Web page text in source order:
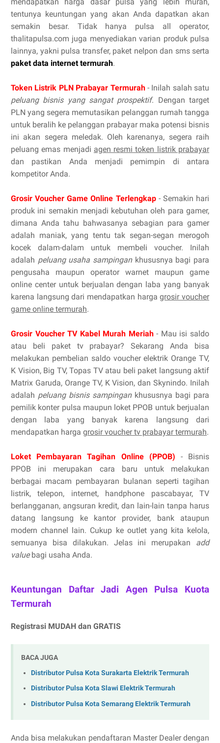
tentunya keuntungan yang akan Anda dapatkan akan
semakin besar. Tidak hanya pulsa all operator,
thalitapulsa.com juga menyediakan varian produk pulsa
lainnya, yakni pulsa transfer, paket nelpon dan sms serta
paket data internet termurah.
Token Listrik PLN Prabayar Termurah- Inilah salah satu
peluang bisnis yang sangat prospektif. Dengan target
PLN yang segera memutasikan pelanggan rumah tangga
untuk beralih ke pelanggan prabayar maka potensi bisnis
ini akan segera meledak. Oleh karenanya, segera raih
peluang emas menjadi agen resmi token listrik prabayar
dan pastikan Anda menjadi pemimpin di antara
kompetitor Anda.
Grosir Voucher Game Online Terlengkap- Semakin hari
produk ini semakin menjadi kebutuhan oleh para gamer,
dimana Anda tahu bahwasanya sebagian para gamer
adalah maniak, yang tentu tak segan-segan merogoh
kocek dalam-dalam untuk membeli voucher. Inilah
adalah peluang usaha sampingankhususnya bagi para
pengusaha maupun operator warnet maupun game
online center untuk berjualan dengan laba yang banyak
karena langsung dari mendapatkan hargagrosir voucher
game online termurah.
Grosir Voucher TV Kabel Murah Meriah- Mau isi saldo
atau beli paket tv prabayar? Sekarang Anda bisa
melakukan pembelian saldo voucher elektrik Orange TV,
K Vision, Big TV, Topas TV atau beli paket langsung aktif
Matrix Garuda, Orange TV, K Vision, dan Skynindo. Inilah
adalah peluang bisnis sampingankhususnya bagi para
pemilik konter pulsa maupun loket PPOB untuk berjualan
dengan laba yang banyak karena langsung dari
mendapatkan harga grosir voucher tv prabayar termurah.
Loket Pembayaran Tagihan Online (PPOB) - Bisnis
PPOB ini merupakan cara baru untuk melakukan
berbagai macam pembayaran bulanan seperti tagihan
listrik, telepon, internet, handphone pascabayar, TV
berlangganan, angsuran kredit, dan lain-lain tanpa harus
datang langsung ke kantor provider, bank ataupun
modern channel lain. Cukup ke outlet yang kita kelola,
semuanya bisa dilakukan. Jelas ini merupakan add
valuebagi usaha Anda.
Keuntungan Daftar Jadi Agen Pulsa Kuota
Termurah
Registrasi MUDAH dan GRATIS
BACA JUGA
Distributor Pulsa Kota Surakarta Elektrik Termurah
Distributor Pulsa Kota Slawi Elektrik Termurah
Distributor Pulsa Kota Semarang Elektrik Termurah
Anda bisa melakukan pendaftaran Master Dealer dengan